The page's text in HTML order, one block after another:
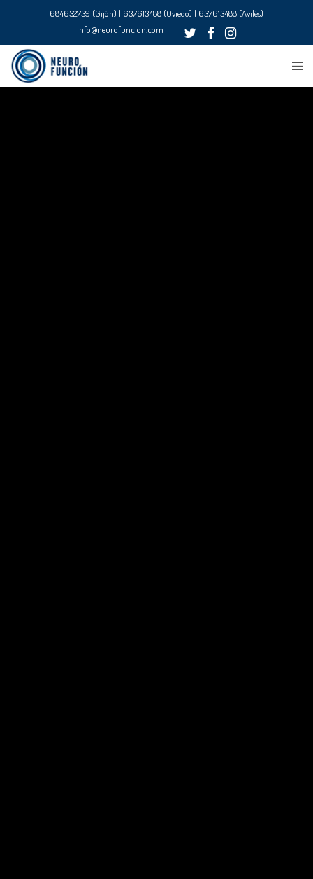
684632739 (Gijón) | 637613488 (Oviedo) | 637613488 (Avilés)
info@neurofuncion.com